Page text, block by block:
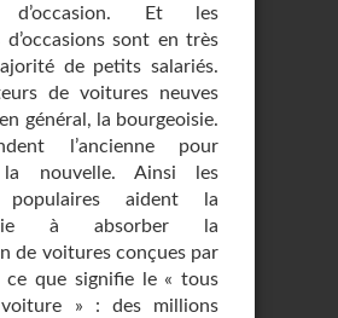
d’occasion. Et les
d’occasions sont en très
de petits salariés.
de voitures neuves
général, la bourgeoisie.
l’ancienne pour
la nouvelle. Ainsi les
populaires aident la
à absorber la
de voitures conçues par
ce que signifie le « tous
» : des millions